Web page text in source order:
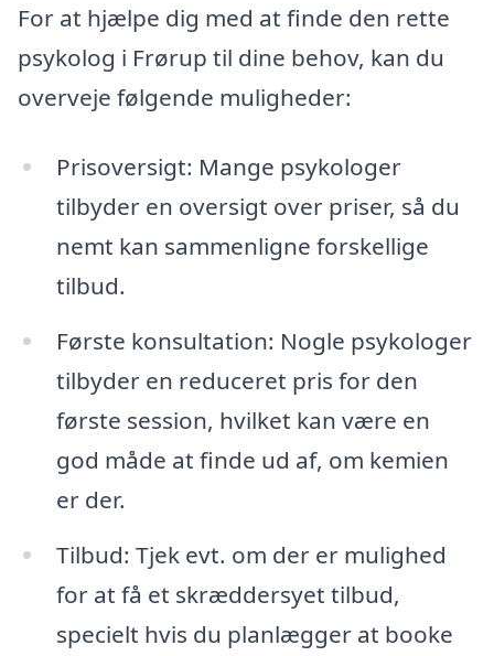
For at hjælpe dig med at finde den rette
psykolog i Frørup til dine behov, kan du
overveje følgende muligheder:
Prisoversigt: Mange psykologer
tilbyder en oversigt over priser, så du
nemt kan sammenligne forskellige
tilbud.
Første konsultation: Nogle psykologer
tilbyder en reduceret pris for den
første session, hvilket kan være en
god måde at finde ud af, om kemien
er der.
Tilbud: Tjek evt. om der er mulighed
for at få et skræddersyet tilbud,
specielt hvis du planlægger at booke